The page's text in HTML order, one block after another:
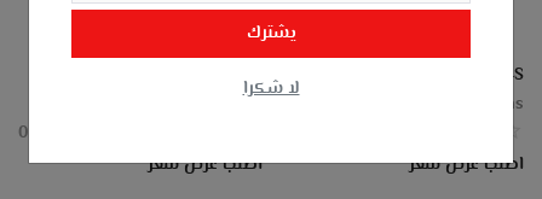
يشترك
لا شكرا
DM-524S
MAS For Advanced Systems
اطلب عرض سعر
DM-1100 Dynamic microphone
MAS For Advanced Systems
0
اطلب عرض سعر